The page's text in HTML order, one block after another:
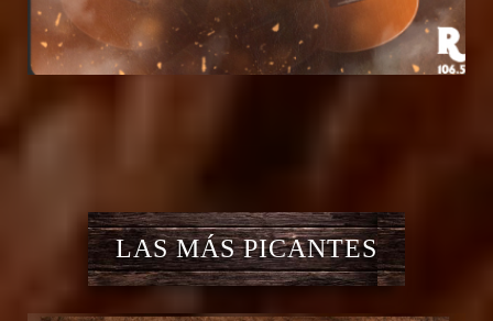
LAS MÁS PICANTES